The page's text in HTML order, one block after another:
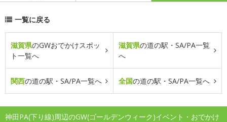
一覧に戻る
滋賀県のGWおでかけスポッ
ト一覧へ
滋賀県の道の駅・SA/PA一覧
へ
関西の道の駅・SA/PA一覧へ 全国の道の駅・SA/PA一覧へ
神田PA(下り線)周辺のGW(ゴールデンウィーク)イベント・おでかけ